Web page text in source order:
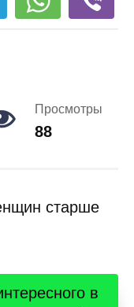
Просмотры
88
старше
в